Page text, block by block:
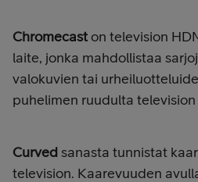
Chromecaston television
laite, jonka mahdollistaa
valokuvien tai
puhelimen ruudulta
Curvedsanasta tunnistat
television. Kaarevuuden